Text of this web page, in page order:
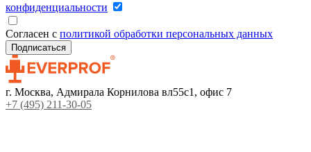
конфиденциальности
Согласен с политикой обработки персональных данных
г. Москва, Адмирала Корнилова вл55с1, офис 7
+7 (495) 211-30-05